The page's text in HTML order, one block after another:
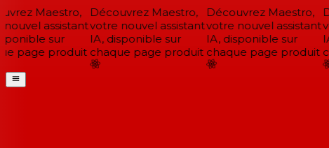
Maestro,
assistant
sur
page produit
Découvrez Maestro,
votre nouvel assistant
IA, disponible sur
chaque page produit
Découvrez Maestro,
votre nouvel assistant
IA, disponible sur
chaque page produit